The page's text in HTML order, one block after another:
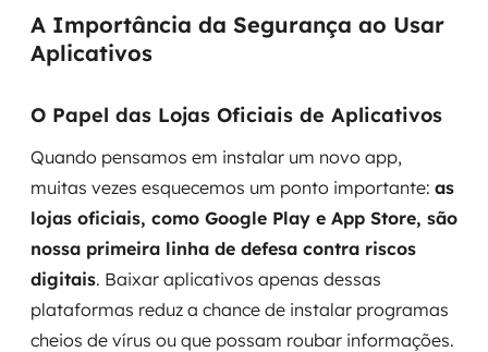
A Importância da Segurança ao Usar
Aplicativos
O Papel das Lojas Oficiais de Aplicativos
Quando pensamos em instalar um novo app,
muitas vezes esquecemos um ponto importante: as
lojas oficiais, como Google Play e App Store, são
nossa primeira linha de defesa contra riscos
digitais. Baixar aplicativos apenas dessas
plataformas reduz a chance de instalar programas
cheios de vírus ou que possam roubar informações.